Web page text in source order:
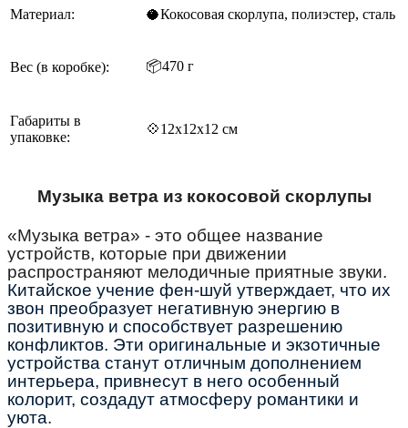
Материал: 🥥Кокосовая скорлупа, полиэстер, сталь
Вес (в коробке): 📦470 г
Габариты в
упаковке:
💠12х12х12 см
Музыка ветра из кокосовой скорлупы
«Музыка ветра» - это общее название
устройств, которые при движении
распространяют мелодичные приятные звуки.
Китайское учение фен-шуй утверждает, что их
звон преобразует негативную энергию в
позитивную и способствует разрешению
конфликтов. Эти оригинальные и экзотичные
устройства станут отличным дополнением
интерьера, привнесут в него особенный
колорит, создадут атмосферу романтики и
уюта.